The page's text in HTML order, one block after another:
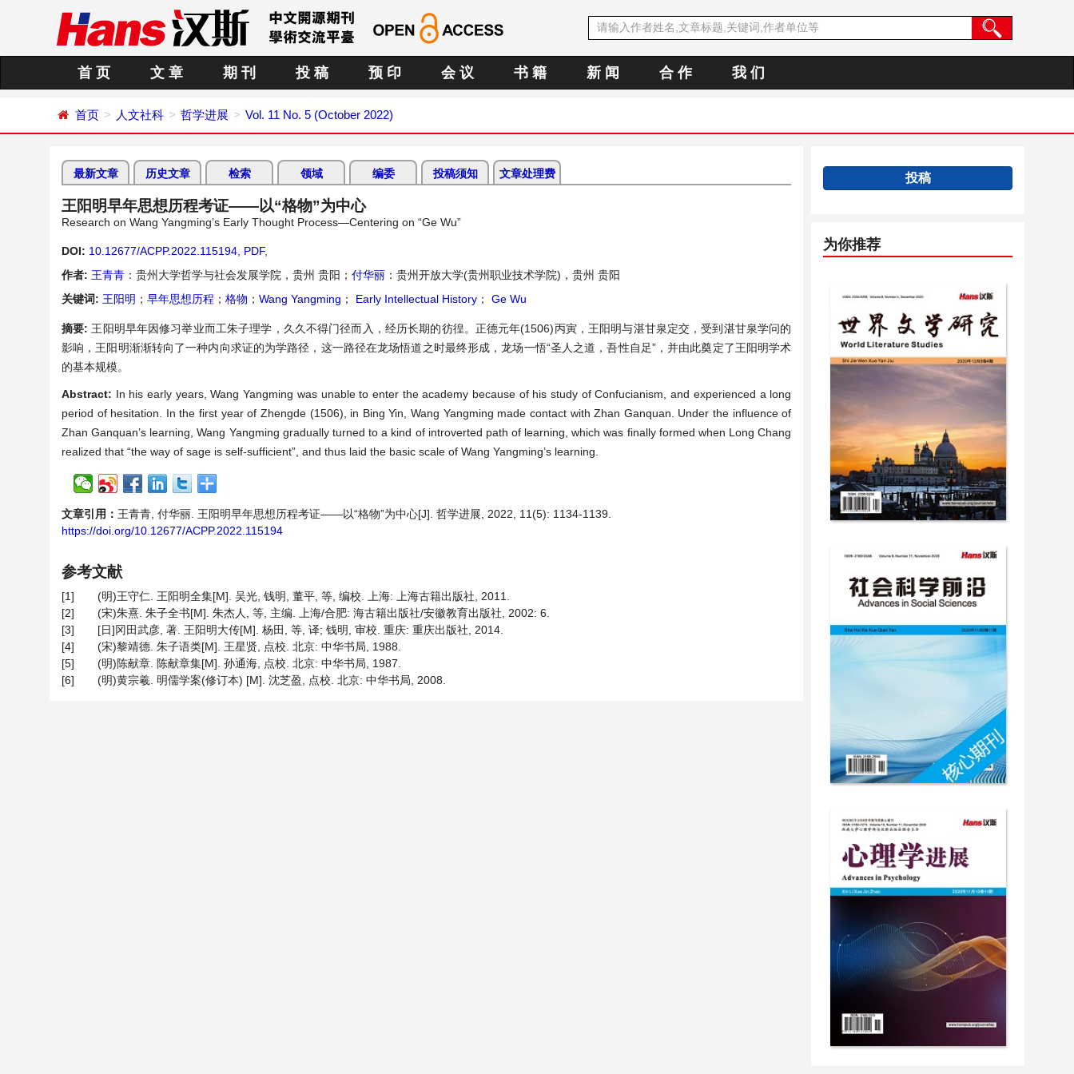
首 页 文 章 期 刊 投 稿 预 印 会 议 书 籍 新 闻 合 作 我 们
首页 人文社科 哲学进展 Vol. 11 No. 5 (October 2022)
最新文章 历史文章 检索 领域 编委 投稿须知 文章处理费
王阳明早年思想历程考证——以“格物”为中心
Research on Wang Yangming’s Early Thought Process—Centering on “Ge Wu”
DOI: 10.12677/ACPP.2022.115194 PDF,
作者: 王青青 ：贵州大学哲学与社会发展学院，贵州 贵阳； 付华丽 ：贵州开放大学(贵州职业技术学院)，贵州 贵阳
关键词: 王阳明 ； 早年思想历程 ； 格物 ； Wang Yangming ； Early Intellectual History ； Ge Wu
摘要: 王阳明早年因修习举业而工朱子理学，久久不得门径而入，经历长期的彷徨。正德元年(1506)丙寅，王阳明与湛甘泉定交，受到湛甘泉学问的
影响，王阳明渐渐转向了一种内向求证的为学路径，这一路径在龙场悟道之时最终形成，龙场一悟“圣人之道，吾性自足”，并由此奠定了王阳明学术
的基本规模。
Abstract: In his early years, Wang Yangming was unable to enter the academy because of his study of Confucianism, and experienced a long
period of hesitation. In the first year of Zhengde (1506), in Bing Yin, Wang Yangming made contact with Zhan Ganquan. Under the influence of
Zhan Ganquan’s learning, Wang Yangming gradually turned to a kind of introverted path of learning, which was finally formed when Long Chang
realized that “the way of sage is self-sufficient”, and thus laid the basic scale of Wang Yangming’s learning.
文章引用： 王青青, 付华丽. 王阳明早年思想历程考证——以“格物”为中心[J]. 哲学进展, 2022, 11(5): 1134-1139.
https://doi.org/10.12677/ACPP.2022.115194
参考文献
[1]
(明)王守仁. 王阳明全集[M]. 吴光, 钱明, 董平, 等, 编校. 上海: 上海古籍出版社, 2011.
[2]
(宋)朱熹. 朱子全书[M]. 朱杰人, 等, 主编. 上海/合肥: 海古籍出版社/安徽教育出版社, 2002: 6.
[3]
[日]冈田武彦, 著. 王阳明大传[M]. 杨田, 等, 译; 钱明, 审校. 重庆: 重庆出版社, 2014.
[4]
(宋)黎靖德. 朱子语类[M]. 王星贤, 点校. 北京: 中华书局, 1988.
[5]
(明)陈献章. 陈献章集[M]. 孙通海, 点校. 北京: 中华书局, 1987.
[6]
(明)黄宗羲. 明儒学案(修订本) [M]. 沈芝盈, 点校. 北京: 中华书局, 2008.
投稿
为你推荐